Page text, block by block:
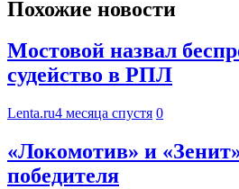
Похожие новости
Мостовой назвал
судейство в РПЛ
Lenta.ru4 месяца спустя 0
«Локомотив» и
победителя